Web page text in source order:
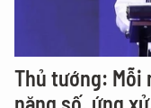
Thủ tướng: Mỗi